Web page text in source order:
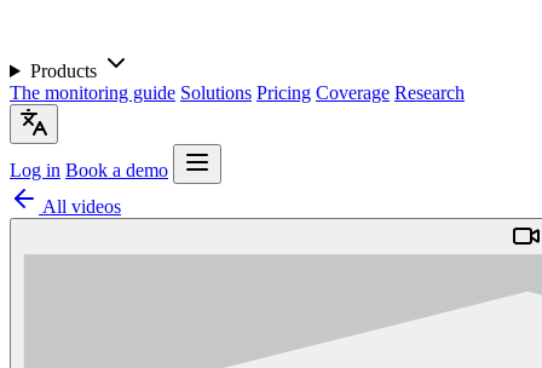
Products
The monitoring guide Solutions Pricing Coverage Research
Log in Book a demo
All videos